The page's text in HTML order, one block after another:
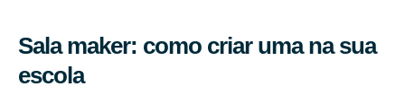
Sala maker: como criar uma na sua
escola